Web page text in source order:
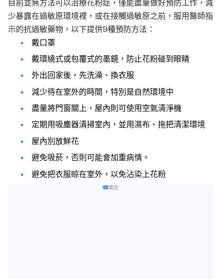
目前並無方法可以治療花粉症，僅能盡量做好預防工作，減
少暴露在過敏原環境裡，或在接觸過敏原之前，服用醫師指
示的抗過敏藥物，以下提供9種預防方法：
戴口罩
戴環繞式或包覆式的墨鏡，防止花粉碰到眼睛
外出回家後，先洗澡、換衣服
減少待在室外的時間，特別是自然環境中
盡量將門窗關上，屋內則可使用空氣清淨機
定期用吸塵器清掃室內，並用濕布、拖把清潔環境
屋內別放鮮花
避免吸菸，否則可能會加重病情。
避免把衣服晾在室外，以免沾染上花粉
廣告